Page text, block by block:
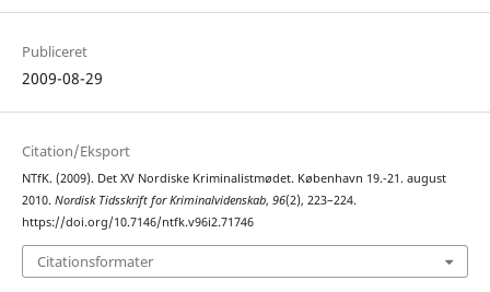
Publiceret
2009-08-29
Citation/Eksport
NTfK. (2009). Det XV Nordiske Kriminalistmødet. København 19.-21. august
2010. Nordisk Tidsskrift for Kriminalvidenskab, 96(2), 223–224.
https://doi.org/10.7146/ntfk.v96i2.71746
Citationsformater